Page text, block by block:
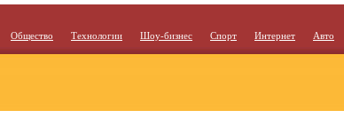
Общество Технологии Шоу-бизнес Спорт Интернет Авто